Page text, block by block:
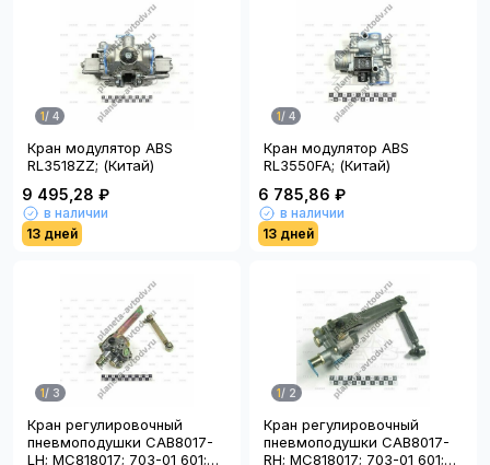
1/ 4
Кран модулятор ABS
RL3518ZZ; (Китай)
9 495,28 ₽
в наличии
13 дней
1/ 4
Кран модулятор ABS
RL3550FA; (Китай)
6 785,86 ₽
в наличии
13 дней
1/ 3
Кран регулировочный
пневмоподушки CAB8017-
LH; MC818017; 703-01 601;
1/ 2
Кран регулировочный
пневмоподушки CAB8017-
RH; MC818017; 703-01 601;